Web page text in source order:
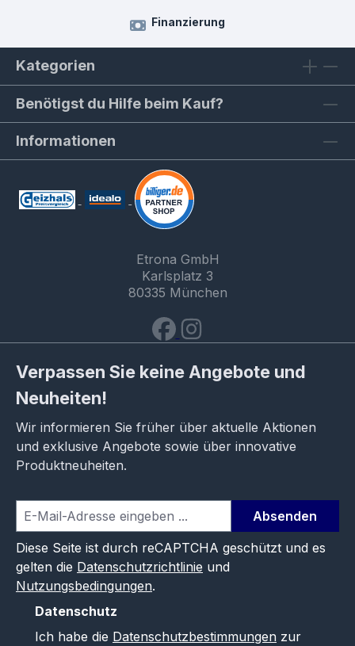
Finanzierung
Kategorien
Benötigst du Hilfe beim Kauf?
Informationen
Etrona GmbH
Karlsplatz 3
80335 München
Verpassen Sie keine Angebote und
Neuheiten!
Wir informieren Sie früher über aktuelle Aktionen
und exklusive Angebote sowie über innovative
Produktneuheiten.
Absenden
Diese Seite ist durch reCAPTCHA geschützt und es
gelten die Datenschutzrichtlinie und
Nutzungsbedingungen.
Datenschutz
Ich habe die Datenschutzbestimmungen zur